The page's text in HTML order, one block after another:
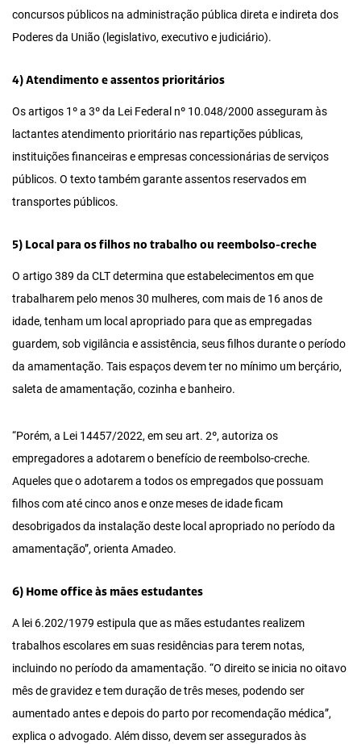
concursos públicos na administração pública direta e indireta dos
Poderes da União (legislativo, executivo e judiciário).
4) Atendimento e assentos prioritários
Os artigos 1º a 3º da Lei Federal nº 10.048/2000 asseguram às
lactantes atendimento prioritário nas repartições públicas,
instituições financeiras e empresas concessionárias de serviços
públicos. O texto também garante assentos reservados em
transportes públicos.
5) Local para os filhos no trabalho ou reembolso-creche
O artigo 389 da CLT determina que estabelecimentos em que
trabalharem pelo menos 30 mulheres, com mais de 16 anos de
idade, tenham um local apropriado para que as empregadas
guardem, sob vigilância e assistência, seus filhos durante o período
da amamentação. Tais espaços devem ter no mínimo um berçário,
saleta de amamentação, cozinha e banheiro.
“Porém, a Lei 14457/2022, em seu art. 2º, autoriza os
empregadores a adotarem o benefício de reembolso-creche.
Aqueles que o adotarem a todos os empregados que possuam
filhos com até cinco anos e onze meses de idade ficam
desobrigados da instalação deste local apropriado no período da
amamentação”, orienta Amadeo.
6) Home office às mães estudantes
A lei 6.202/1979 estipula que as mães estudantes realizem
trabalhos escolares em suas residências para terem notas,
incluindo no período da amamentação. “O direito se inicia no oitavo
mês de gravidez e tem duração de três meses, podendo ser
aumentado antes e depois do parto por recomendação médica”,
explica o advogado. Além disso, devem ser assegurados às